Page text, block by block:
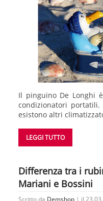
Il pinguino De Longhi
condizionatori
esistono altri
LEGGI TUTTO
Differenza tra i
Mariani e Bossini
Scritto da Demshop | il